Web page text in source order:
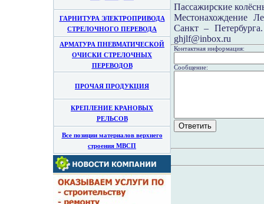
ГАРНИТУРА ЭЛЕКТРОПРИВОДА
СТРЕЛОЧНОГО ПЕРЕВОДА
АРМАТУРА ПНЕВМАТИЧЕСКОЙ
ОЧИСКИ СТРЕЛОЧНЫХ
ПЕРЕВОДОВ
ПРОЧАЯ ПРОДУКЦИЯ
КРЕПЛЕНИЕ КРАНОВЫХ
РЕЛЬСОВ
Все позиции материалов верхнего
строения МВСП
Пассажирские
Местонахождение
Санкт –
ghjlf@inbox.ru
Контактная информация:
Сообщение: